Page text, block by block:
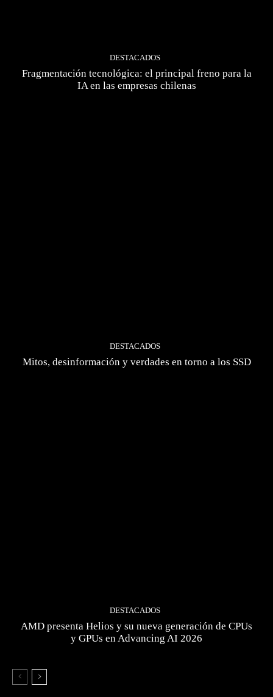
DESTACADOS
Fragmentación tecnológica: el principal freno para la
IA en las empresas chilenas
DESTACADOS
Mitos, desinformación y verdades en torno a los SSD
DESTACADOS
AMD presenta Helios y su nueva generación de CPUs
y GPUs en Advancing AI 2026